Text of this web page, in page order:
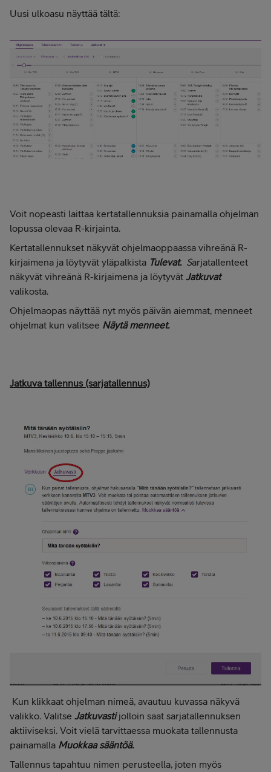
Uusi ulkoasu näyttää tältä:
Voit nopeasti laittaa kertatallennuksia painamalla ohjelman
lopussa olevaa R-kirjainta.
Kertatallennukset näkyvät ohjelmaoppaassa vihreänä R-
kirjaimena ja löytyvät yläpalkista Tulevat. Sarjatallenteet
näkyvät vihreänä R-kirjaimena ja löytyvät Jatkuvat
valikosta.
Ohjelmaopas näyttää nyt myös päivän aiemmat, menneet
ohjelmat kun valitsee Näytä menneet.
Jatkuva tallennus (sarjatallennus)
Kun klikkaat ohjelman nimeä, avautuu kuvassa näkyvä
valikko. Valitse Jatkuvasti jolloin saat sarjatallennuksen
aktiiviseksi. Voit vielä tarvittaessa muokata tallennusta
painamalla Muokkaa sääntöä.
Tallennus tapahtuu nimen perusteella, joten myös